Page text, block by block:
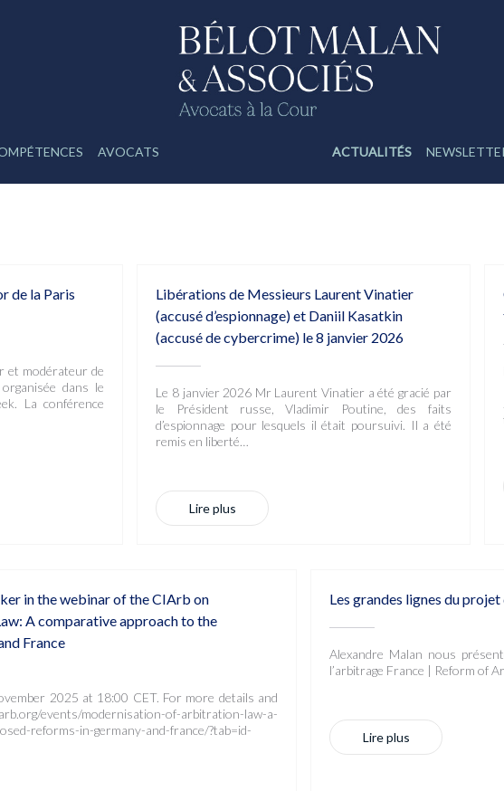
AVOCATS ACTUALITÉS
de la Paris
et modérateur de
dans le
La conférence
Libérations de Messieurs Laurent Vinatier
(accusé d’espionnage) et Daniil Kasatkin
(accusé de cybercrime) le 8 janvier 2026
Le 8 janvier 2026 Mr Laurent Vinatier a été gracié par
le Président russe, Vladimir Poutine, des faits
d’espionnage pour lesquels il était poursuivi. Il a été
remis en liberté…
Lire plus
in the webinar of the CIArb on
A comparative approach to the
France
2025 at 18:00 CET. For more details and
events/modernisation-of-arbitration-law-a-
reforms-in-germany-and-france/?tab=id-
Les grandes lignes du
Alexandre Malan nous
l’arbitrage France | Reform of
Lire plus